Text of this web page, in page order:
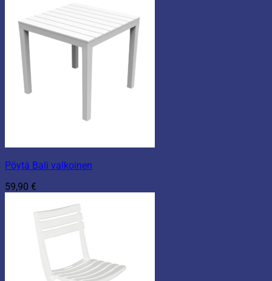
Pöytä Bali valkoinen
59,90 €